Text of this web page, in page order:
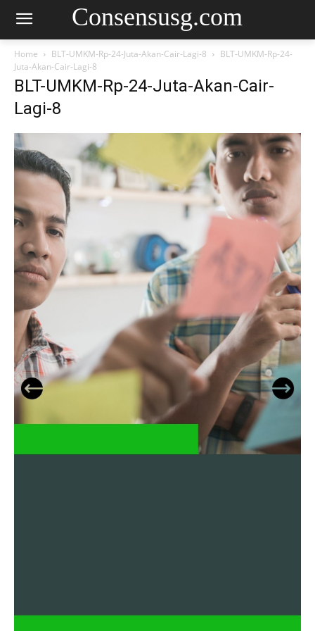
Consensusg.com
Home BLT-UMKM-Rp-24-Juta-Akan-Cair-Lagi-8
BLT-UMKM-Rp-24-
Juta-Akan-Cair-Lagi-8
BLT-UMKM-Rp-24-Juta-Akan-Cair-
Lagi-8